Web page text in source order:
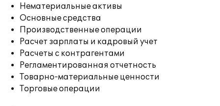
Нематериальные активы
Основные средства
Производственные операции
Расчет зарплаты и кадровый учет
Расчеты с контрагентами
Регламентированная отчетность
Товарно-материальные ценности
Торговые операции